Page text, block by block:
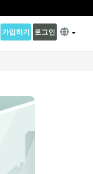
가입하기 로그인